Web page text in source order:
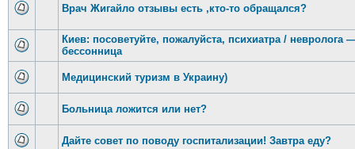
Врач Жигайло отзывы есть ,кто-то обращался?
Киев: посоветуйте, пожалуйста, психиатра / невролога
бессонница
Медицинский туризм в Украину)
Больница ложится или нет?
Дайте совет по поводу госпитализации! Завтра еду?